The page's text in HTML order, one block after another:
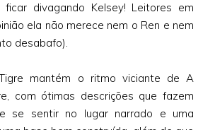
divagando Kelsey! Leitores em
ela não merece nem o Ren e nem
desabafo).
mantém o ritmo viciante de A
com ótimas descrições que fazem
se sentir no lugar narrado e uma